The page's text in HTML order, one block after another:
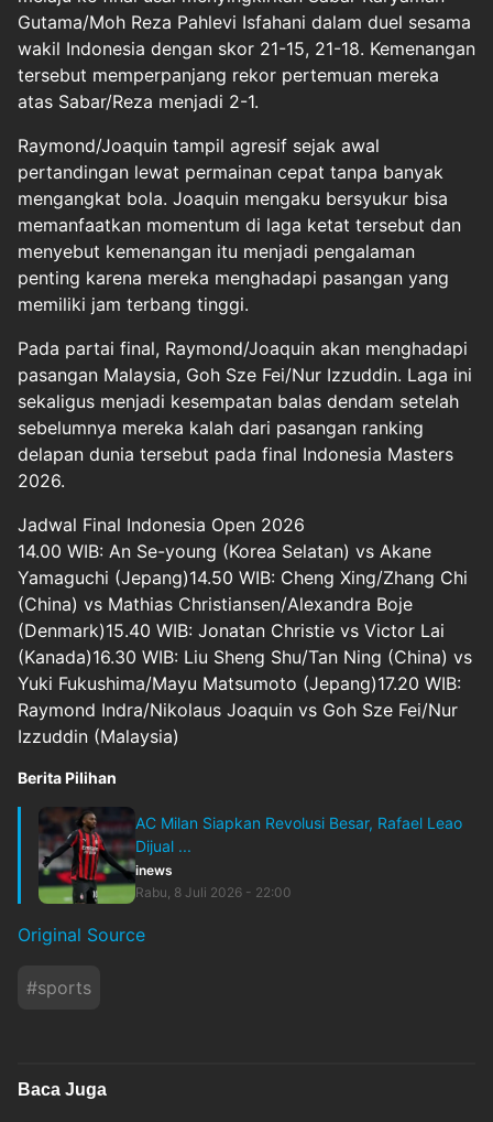
Gutama/Moh Reza Pahlevi Isfahani dalam duel sesama
wakil Indonesia dengan skor 21-15, 21-18. Kemenangan
tersebut memperpanjang rekor pertemuan mereka
atas Sabar/Reza menjadi 2-1.
Raymond/Joaquin tampil agresif sejak awal
pertandingan lewat permainan cepat tanpa banyak
mengangkat bola. Joaquin mengaku bersyukur bisa
memanfaatkan momentum di laga ketat tersebut dan
menyebut kemenangan itu menjadi pengalaman
penting karena mereka menghadapi pasangan yang
memiliki jam terbang tinggi.
Pada partai final, Raymond/Joaquin akan menghadapi
pasangan Malaysia, Goh Sze Fei/Nur Izzuddin. Laga ini
sekaligus menjadi kesempatan balas dendam setelah
sebelumnya mereka kalah dari pasangan ranking
delapan dunia tersebut pada final Indonesia Masters
2026.
Jadwal Final Indonesia Open 2026
14.00 WIB: An Se-young (Korea Selatan) vs Akane
Yamaguchi (Jepang)14.50 WIB: Cheng Xing/Zhang Chi
(China) vs Mathias Christiansen/Alexandra Boje
(Denmark)15.40 WIB: Jonatan Christie vs Victor Lai
(Kanada)16.30 WIB: Liu Sheng Shu/Tan Ning (China) vs
Yuki Fukushima/Mayu Matsumoto (Jepang)17.20 WIB:
Raymond Indra/Nikolaus Joaquin vs Goh Sze Fei/Nur
Izzuddin (Malaysia)
Berita Pilihan
AC Milan Siapkan Revolusi Besar, Rafael Leao
Dijual ...
inews
Rabu, 8 Juli 2026 - 22:00
Original Source
#sports
Baca Juga